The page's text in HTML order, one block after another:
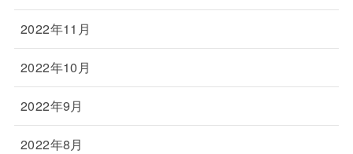
2022年11月
2022年10月
2022年9月
2022年8月